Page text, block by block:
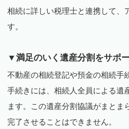
相続に詳しい税理士と連携して、
す。
▼ 満足のいく遺産分割をサポ
不動産の相続登記や預金の相続手
手続きには、相続人全員による遺
ます。この遺産分割協議がまとま
完了させることはできません。